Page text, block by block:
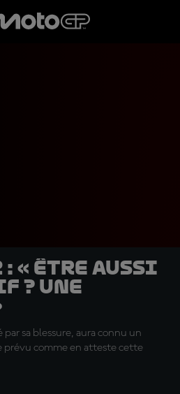
: « Être aussi
? Une
sa blessure, aura connu un
comme en atteste cette